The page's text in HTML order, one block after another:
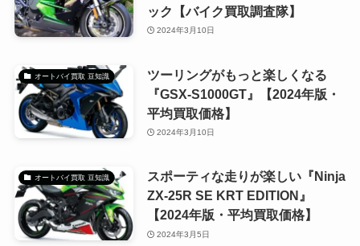
ック【バイク買取調査隊】
2024年3月10日
オートバイ買取 豆知識
ツーリングがもっと楽しくなる
『GSX-S1000GT』【2024年版・
平均買取価格】
2024年3月10日
オートバイ買取 豆知識
スポーティな走りが楽しい『Ninja
ZX-25R SE KRT EDITION』
【2024年版・平均買取価格】
2024年3月5日